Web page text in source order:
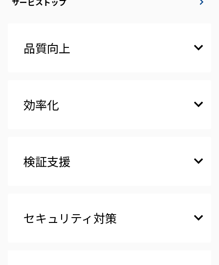
品質向上
効率化
検証支援
セキュリティ対策